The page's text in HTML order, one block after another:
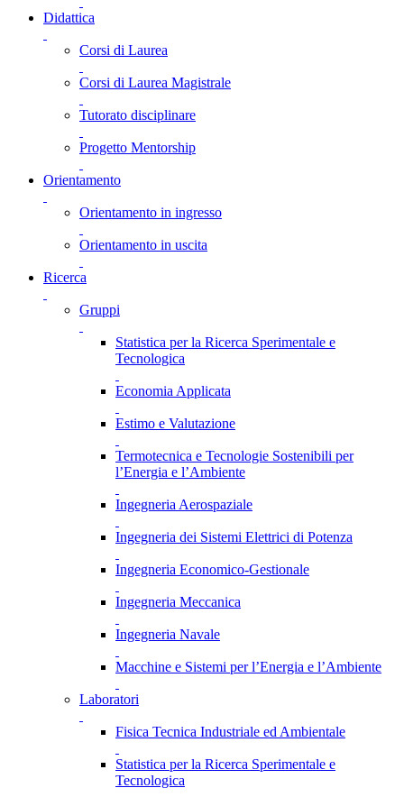
Didattica
Corsi di Laurea
Corsi di Laurea Magistrale
Tutorato disciplinare
Progetto Mentorship
Orientamento
Orientamento in ingresso
Orientamento in uscita
Ricerca
Gruppi
Statistica per la Ricerca Sperimentale e
Tecnologica
Economia Applicata
Estimo e Valutazione
Termotecnica e Tecnologie Sostenibili per
l’Energia e l’Ambiente
Ingegneria Aerospaziale
Ingegneria dei Sistemi Elettrici di Potenza
Ingegneria Economico-Gestionale
Ingegneria Meccanica
Ingegneria Navale
Macchine e Sistemi per l’Energia e l’Ambiente
Laboratori
Fisica Tecnica Industriale ed Ambientale
Statistica per la Ricerca Sperimentale e
Tecnologica